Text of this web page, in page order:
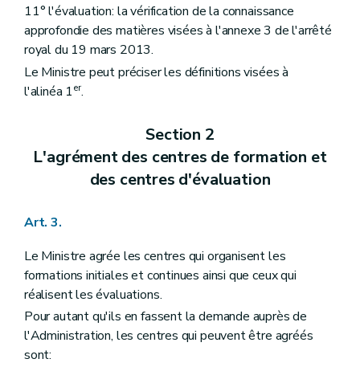
11° l'évaluation: la vérification de la connaissance
approfondie des matières visées à l'annexe 3 de l'arrêté
royal du 19 mars 2013.
Le Ministre peut préciser les définitions visées à
l'alinéa 1er.
Section 2
L'agrément des centres de formation et
des centres d'évaluation
Art. 3.
Le Ministre agrée les centres qui organisent les
formations initiales et continues ainsi que ceux qui
réalisent les évaluations.
Pour autant qu'ils en fassent la demande auprès de
l'Administration, les centres qui peuvent être agréés
sont: